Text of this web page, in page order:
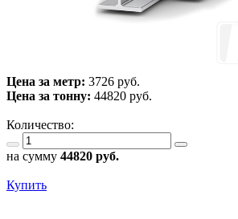
Цена за метр: 3726 руб.
Цена за тонну: 44820 руб.
Количество:
на сумму 44820 руб.
Купить